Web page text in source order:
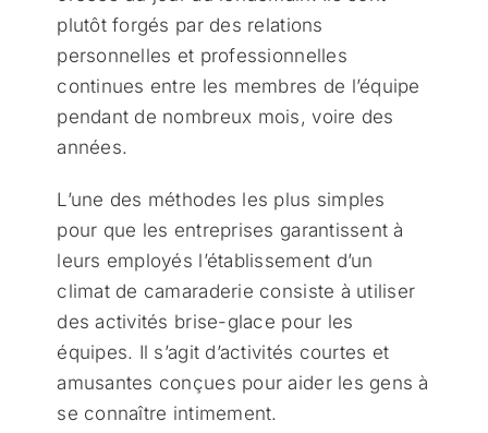
plutôt forgés par des relations
personnelles et professionnelles
continues entre les membres de l’équipe
pendant de nombreux mois, voire des
années.
L’une des méthodes les plus simples
pour que les entreprises garantissent à
leurs employés l’établissement d’un
climat de camaraderie consiste à utiliser
des activités brise-glace pour les
équipes. Il s’agit d’activités courtes et
amusantes conçues pour aider les gens à
se connaître intimement.